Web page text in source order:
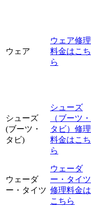
ウェア
ウェア修理
料金はこち
ら
シューズ
(ブーツ・
タビ)
シューズ
（ブーツ・
タビ）修理
料金はこち
ら
ウェーダ
ー・タイツ
ウェーダ
ー・タイツ
修理料金は
こちら